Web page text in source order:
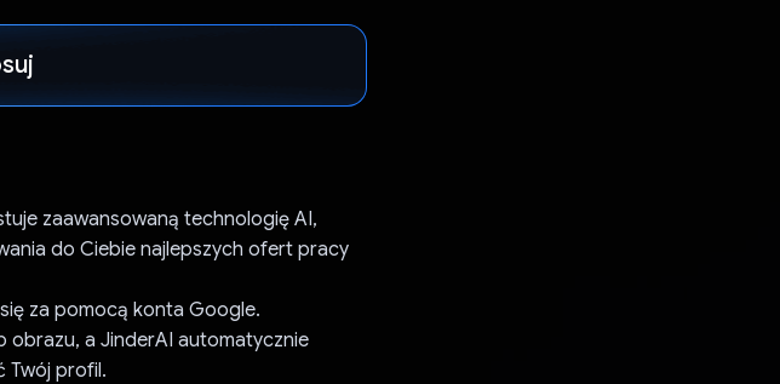
zaawansowaną technologię AI,
do Ciebie najlepszych ofert pracy
za pomocą konta Google.
obrazu, a JinderAI automatycznie
Twój profil.